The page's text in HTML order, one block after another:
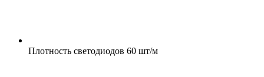
Плотность светодиодов 60 шт/м